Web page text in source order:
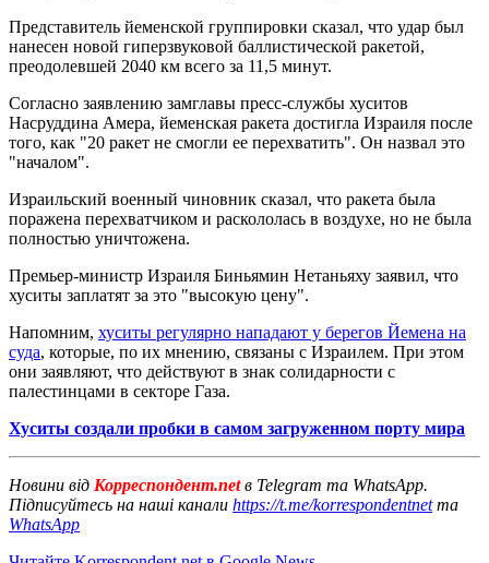
Представитель йеменской группировки сказал, что удар был
нанесен новой гиперзвуковой баллистической ракетой,
преодолевшей 2040 км всего за 11,5 минут.
Согласно заявлению замглавы пресс-службы хуситов
Насруддина Амера, йеменская ракета достигла Израиля после
того, как "20 ракет не смогли ее перехватить". Он назвал это
"началом".
Израильский военный чиновник сказал, что ракета была
поражена перехватчиком и раскололась в воздухе, но не была
полностью уничтожена.
Премьер-министр Израиля Биньямин Нетаньяху заявил, что
хуситы заплатят за это "высокую цену".
Напомним, хуситы регулярно нападают у берегов Йемена на
суда, которые, по их мнению, связаны с Израилем. При этом
они заявляют, что действуют в знак солидарности с
палестинцами в секторе Газа.
Хуситы создали пробки в самом загруженном порту мира
Новини від Корреспондент.netв Telegram та WhatsApp.
Підписуйтесь на наші канали https://t.me/korrespondentnetта
WhatsApp